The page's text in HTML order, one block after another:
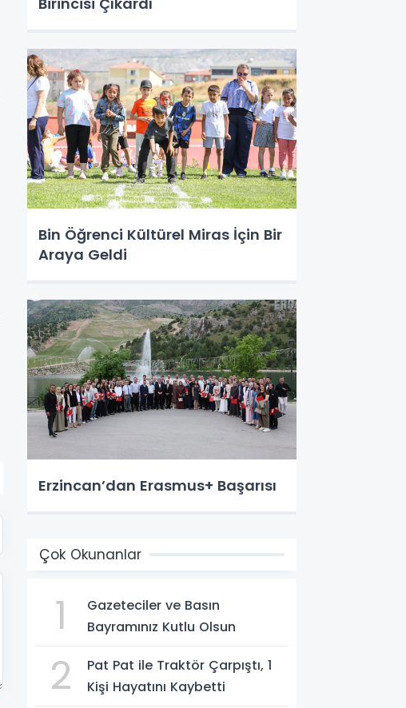
Bin Öğrenci Kültürel Miras İçin Bir
Araya Geldi
Erzincan’dan Erasmus+ Başarısı
Çok Okunanlar
1
Gazeteciler ve Basın
Bayramınız Kutlu Olsun
2
Pat Pat ile Traktör Çarpıştı, 1
Kişi Hayatını Kaybetti